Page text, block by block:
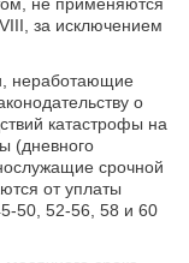
за исключением
неработающие
о
катастрофы на
(дневного
срочной
от уплаты
50, 52-56, 58 и 60